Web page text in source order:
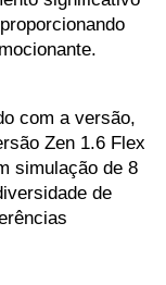
com a versão,
Zen 1.6 Flex
simulação de 8
de